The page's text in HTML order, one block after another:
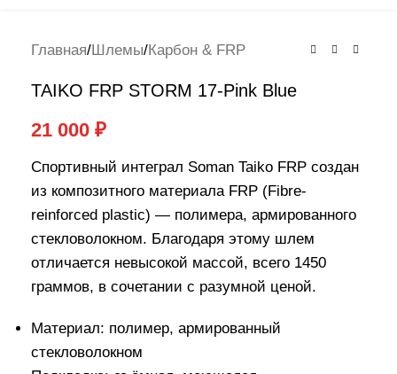
Главная/Шлемы/Карбон & FRP
TAIKO FRP STORM 17-Pink Blue
21 000 ₽
Спортивный интеграл Soman Taiko FRP создан
из композитного материала FRP (Fibre-
reinforced plastic) — полимера, армированного
стекловолокном. Благодаря этому шлем
отличается невысокой массой, всего 1450
граммов, в сочетании с разумной ценой.
Материал: полимер, армированный
стекловолокном